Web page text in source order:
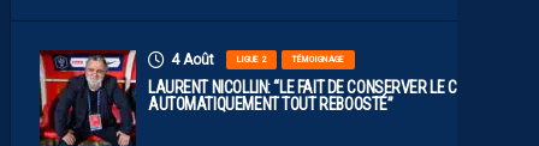
4 Août LIGUE 2 TÉMOIGNAGE
LAURENT NICOLLIN: “LE FAIT DE CONSERVER LE CLUB A
AUTOMATIQUEMENT TOUT REBOOSTÉ”